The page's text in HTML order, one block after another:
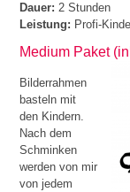
Dauer: 2 Stunden
Leistung: Profi-
Medium Paket
Bilderrahmen
basteln mit
den Kindern.
Nach dem
Schminken
werden von mir
von jedem